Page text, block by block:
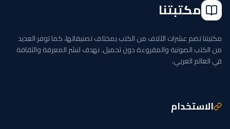
مكتبتنا
مكتبتنا تضم عشرات الآلاف من الكتب بمختلف تصنيفاتها، كما توفر العديد
من الكتب الصوتية والمقروءة دون تحميل. نهدف لنشر المعرفة والثقافة
في العالم العربي.
الاستخدام